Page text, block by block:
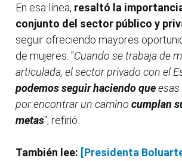
En esa línea, resaltó la
conjunto del sector público y
seguir ofreciendo mayores
de mujeres. "Cuando se trabaja de
articulada, el sector privado con el
podemos seguir haciendo que
por encontrar un camino cumplan
metas", refirió.
También lee: [Presidenta